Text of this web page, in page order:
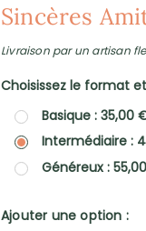
Sincères
Livraison par un artisan
Choisissez le format
Basique : 35,00
Intermédiaire :
Généreux :
Ajouter une option :